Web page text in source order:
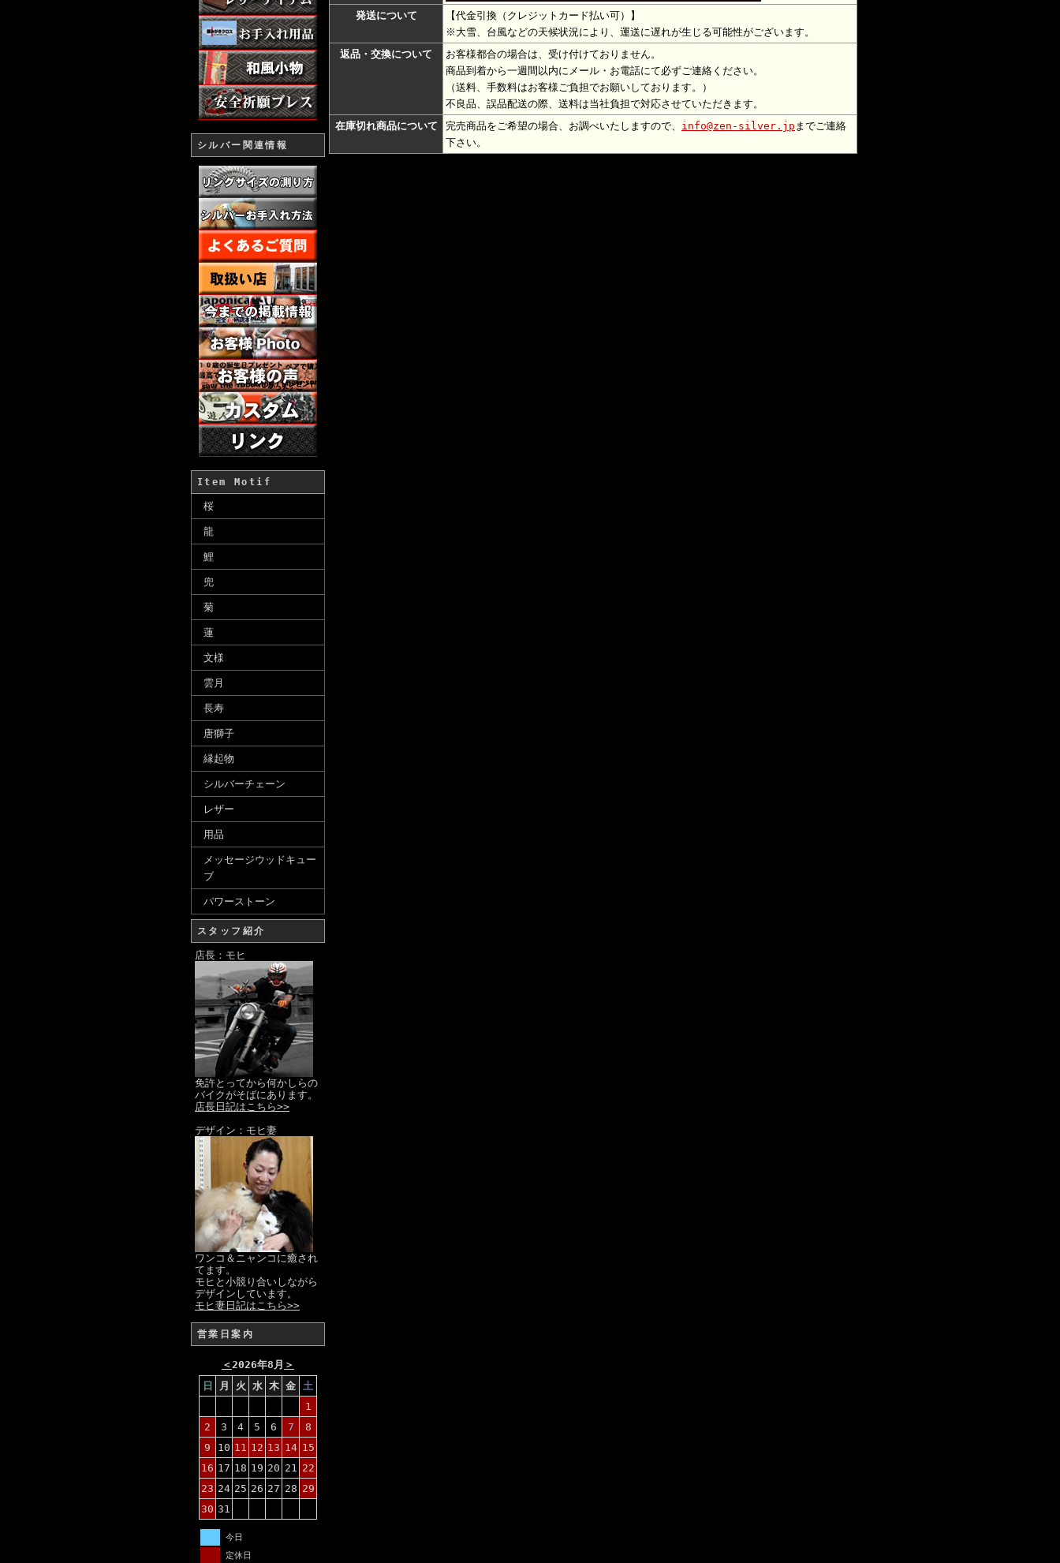
シルバー関連情報
Item Motif
桜
龍
鯉
兜
菊
蓮
文様
雲月
長寿
唐獅子
縁起物
シルバーチェーン
レザー
用品
メッセージウッドキュー
ブ
パワーストーン
スタッフ紹介
店長：モヒ
免許とってから何かしらの
バイクがそばにあります。
店長日記はこちら>>
デザイン：モヒ妻
ワンコ＆ニャンコに癒され
てます。
モヒと小競り合いしながら
デザインしています。
モヒ妻日記はこちら>>
営業日案内
＜2026年8月 ＞
日
月 火 水 木 金 土
1
2
3 4 5 6 7
8
9
10 11 12 13 14 15
16 17 18 19 20 21 22
23 24 25 26 27 28 29
30 31
今日
定休日
発送について 【代金引換（ クレジットカード払い可）】
※大雪、台風などの天候状況により、運送に遅れが生じる可能性がございます。
返品・交換について
お客様都合の場合は、受け付けておりません。
商品到着から一週間以内にメール・お電話にて必ずご連絡ください。
（送料、手数料はお客様ご負担でお願いしております。）
不良品、誤品配送の際、送料は当社負担で対応させていただきます。
在庫切れ商品について
完売商品をご希望の場合、お調べいたしますので、 info@zen-silver.jp までご連絡
下さい。